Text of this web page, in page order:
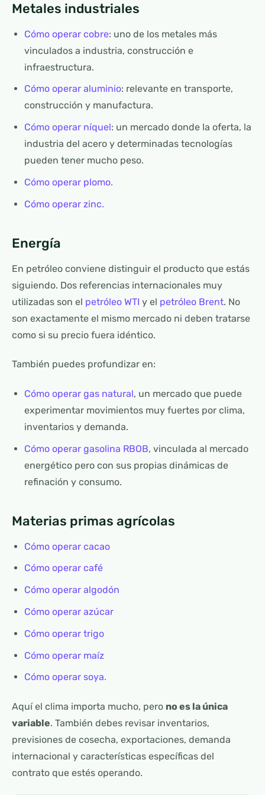
Metales industriales
Cómo operar cobre: uno de los metales más
vinculados a industria, construcción e
infraestructura.
Cómo operar aluminio: relevante en transporte,
construcción y manufactura.
Cómo operar níquel: un mercado donde la oferta, la
industria del acero y determinadas tecnologías
pueden tener mucho peso.
Cómo operar plomo.
Cómo operar zinc.
Energía
En petróleo conviene distinguir el producto que estás
siguiendo. Dos referencias internacionales muy
utilizadas son el petróleo WTI y el petróleo Brent. No
son exactamente el mismo mercado ni deben tratarse
como si su precio fuera idéntico.
También puedes profundizar en:
Cómo operar gas natural, un mercado que puede
experimentar movimientos muy fuertes por clima,
inventarios y demanda.
Cómo operar gasolina RBOB, vinculada al mercado
energético pero con sus propias dinámicas de
refinación y consumo.
Materias primas agrícolas
Cómo operar cacao
Cómo operar café
Cómo operar algodón
Cómo operar azúcar
Cómo operar trigo
Cómo operar maíz
Cómo operar soya.
Aquí el clima importa mucho, pero no es la única
variable. También debes revisar inventarios,
previsiones de cosecha, exportaciones, demanda
internacional y características específicas del
contrato que estés operando.